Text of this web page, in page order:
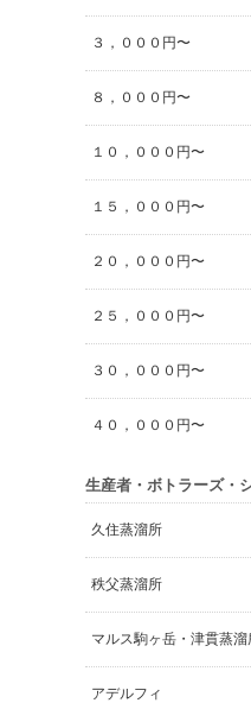
３，０００円〜
８，０００円〜
１０，０００円〜
１５，０００円〜
２０，０００円〜
２５，０００円〜
３０，０００円〜
４０，０００円〜
生産者・ボトラーズ・
久住蒸溜所
秩父蒸溜所
マルス駒ヶ岳・津貫蒸溜
アデルフィ